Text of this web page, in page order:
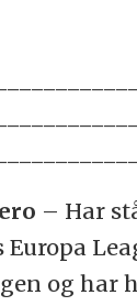
– Har
Europa
og har